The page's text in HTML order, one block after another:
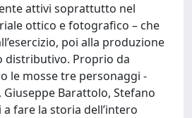
attivi soprattutto nel
ottico e fotografico – che
poi alla produzione
distributivo. Proprio da
le mosse tre personaggi -
Barattolo, Stefano
fare la storia dell’intero